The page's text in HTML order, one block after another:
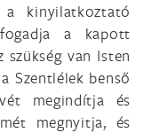
a kinyilatkoztató
a kapott
van Isten
Szentlélek benső
megindítja és
megnyitja, és